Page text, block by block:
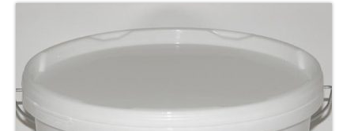
Galería
Contacto
Tienda